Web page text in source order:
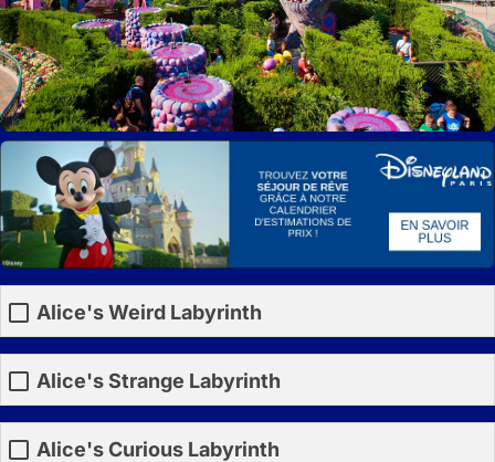
Alice's Weird Labyrinth
Alice's Strange Labyrinth
Alice's Curious Labyrinth